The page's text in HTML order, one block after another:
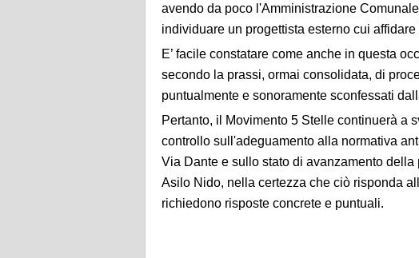
avendo da poco l'Amministrazione
individuare un progettista esterno cui affidare
E’ facile constatare come anche in questa
secondo la prassi, ormai consolidata, di
puntualmente e sonoramente sconfessati
Pertanto, il Movimento 5 Stelle continuerà a
controllo sull'adeguamento alla normativa
Via Dante e sullo stato di avanzamento
Asilo Nido, nella certezza che ciò risponda
richiedono risposte concrete e puntuali.